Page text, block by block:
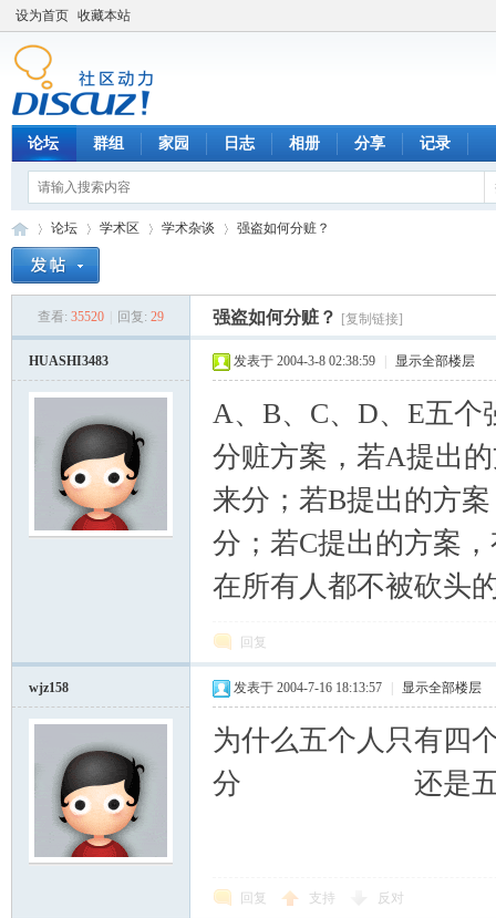
设为首页 收藏本站
论坛 群组 家园 日志 相册 分享 记录
论坛
›
学术区
›
学术杂谈
›
强盗如何分赃？
查看: 35520 回复: 29 强盗如何分赃？ [复制链接]
HUASHI3483 发表于 2004-3-8 02:38:59 显示全部楼层
A、B、C、D、E五个
分赃方案，若A提出
来分；若B提出的方
分；若C提出的方案
在所有人都不被砍头
回复
wjz158 发表于 2004-7-16 18:13:57 显示全部楼层
为什么五个人只有四
分 还是五个人
回复 支持 反对